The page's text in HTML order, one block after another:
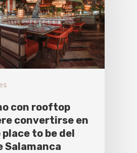
con rooftop
convertirse en
to be del
Salamanca